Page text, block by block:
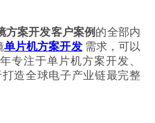
方案开发客户案例 的全部内
单片机方案开发 需求，可以
专注于单片机方案开发、
造全球电子产业链最完整